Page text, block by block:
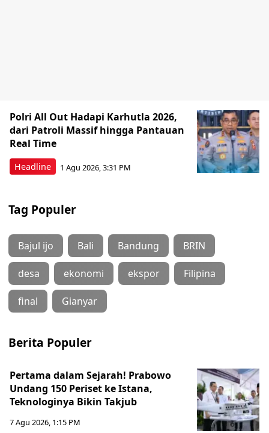
Headline
Polri All Out Hadapi Karhutla 2026,
dari Patroli Massif hingga Pantauan
Real Time
1 Agu 2026, 3:31 PM
Tag Populer
Bajul ijo Bali Bandung BRIN
desa ekonomi ekspor Filipina
final Gianyar
Berita Populer
Pertama dalam Sejarah! Prabowo
Undang 150 Periset ke Istana,
Teknologinya Bikin Takjub
7 Agu 2026, 1:15 PM